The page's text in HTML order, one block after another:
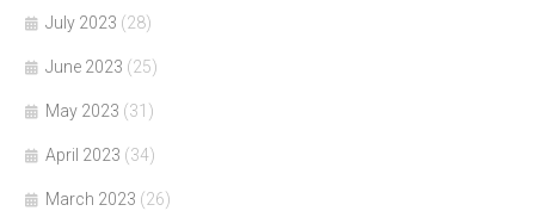
July 2023 (28)
June 2023 (25)
May 2023 (31)
April 2023 (34)
March 2023 (26)